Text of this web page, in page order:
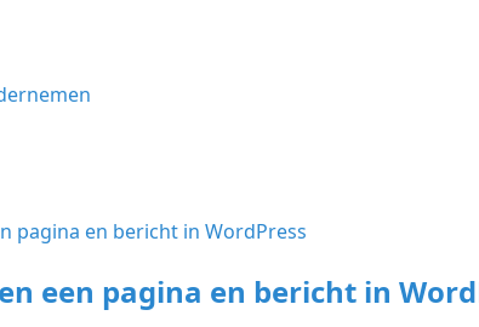
een pagina en bericht in